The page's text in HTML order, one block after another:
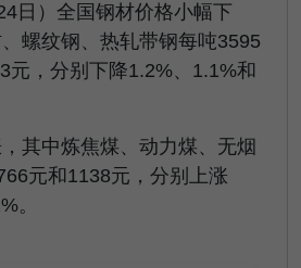
日）全国钢材价格小幅下
螺纹钢、热轧带钢每吨3595
元，分别下降1.2%、 1.1%和
其中炼焦煤、动力煤、无烟
元和 1138元，分别上涨
。